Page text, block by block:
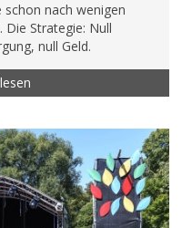
nach wenigen
Die Strategie: Null
null Geld.